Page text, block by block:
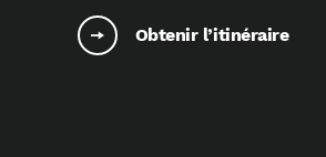
Obtenir l’itinéraire